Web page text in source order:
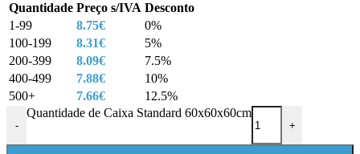
Quantidade Preço s/IVA Desconto
1-99
8.75€
0%
100-199
8.31€
5%
200-399
8.09€
7.5%
400-499
7.88€
10%
500+
7.66€ 12.5%
-
Quantidade de Caixa Standard 60x60x60cm
+